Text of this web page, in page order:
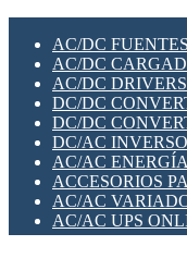
SWITCH Y
TARJETAS PI
UNIÓN Y
PLACAS
SWITCHES Y
SOLUCIONES
SOLUCIONES
SOLUCIONES
SEGURIDAD
SWITCHES LAN
TELEFONÍA IP
VIGILANCIA IP
MESHTASTIC
AC/DC
AC/DC
AC/DC
DC/DC
DC/DC
DC/AC
AC/AC
ACCESORIOS
AC/AC
AC/AC UPS